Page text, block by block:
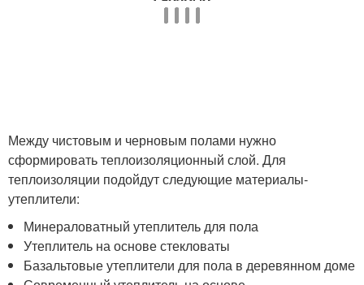
Между чистовым и черновым полами нужно
сформировать теплоизоляционный слой. Для
теплоизоляции подойдут следующие материалы-
утеплители:
Минераловатный утеплитель для пола
Утеплитель на основе стекловаты
Базальтовые утеплители для пола в деревянном доме